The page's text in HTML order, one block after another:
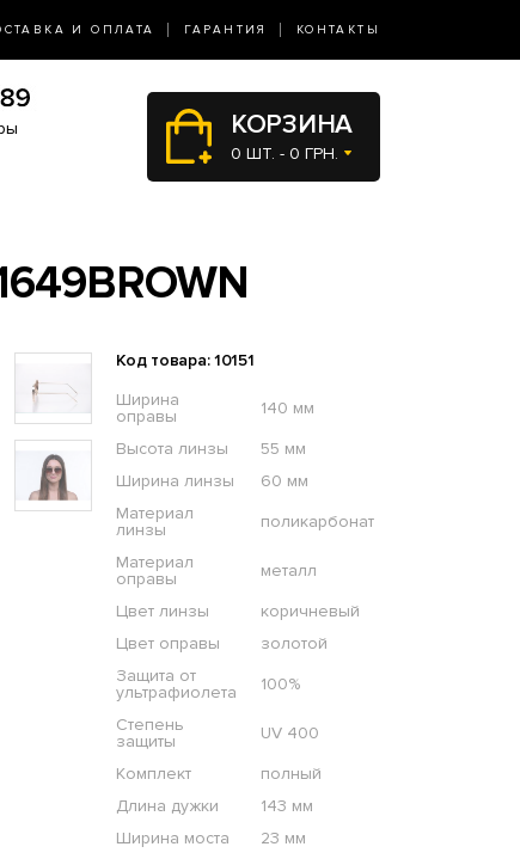
И ОПЛАТА ГАРАНТИЯ КОНТАКТЫ
КОРЗИНА
0 ШТ. - 0 ГРН.
Код товара: 10151
Ширина
оправы
140 мм
Высота линзы
55 мм
Ширина линзы
60 мм
Материал
линзы
поликарбонат
Материал
оправы
металл
Цвет линзы
коричневый
Цвет оправы
золотой
Защита от
ультрафиолета
100%
Степень
защиты
UV 400
Комплект
полный
Длина дужки
143 мм
Ширина моста
23 мм